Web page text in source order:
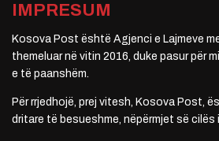
IMPRESUM
Kosova Post është Agjenci e Lajmeve
themeluar në vitin 2016, duke pasur për
e të paanshëm.
Për rrjedhojë, prej vitesh, Kosova Post,
dritare të besueshme, nëpërmjet së